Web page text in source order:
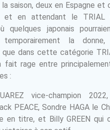
saison, deux en Espagne et
et en attendant le TRIAL
quelques japonais
temporairement la
dans cette catégorie
fait rage entre
:
vice-champion
PEACE, Sondre HAGA le
en titre, et Billy GREEN qui